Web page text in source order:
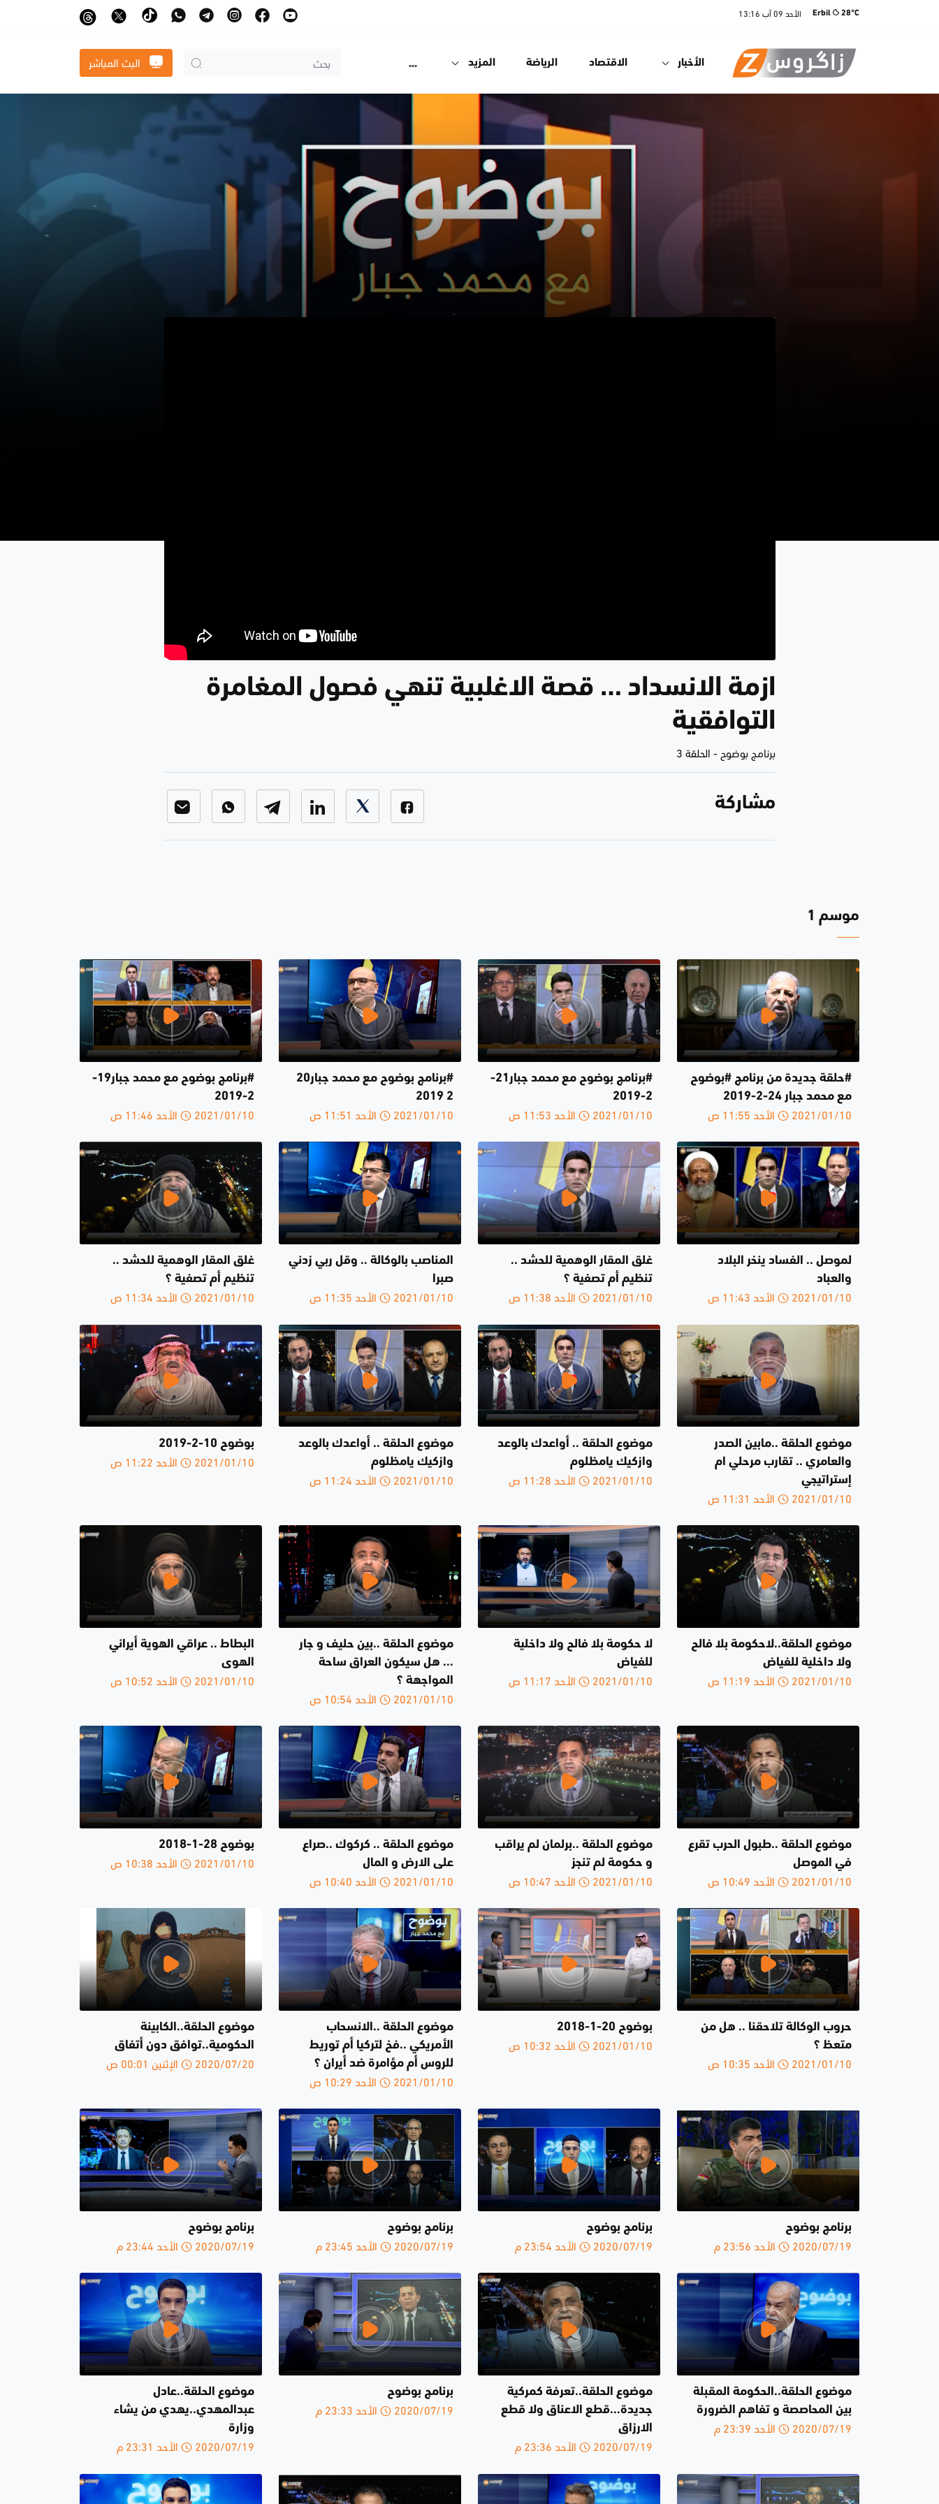
Erbil 28°C الأحد 09 آب 13:16
الأخبار الاقتصاد الرياضة المزيد البث المباشر
ازمة الانسداد … قصة الاغلبية تنهي فصول المغامرة
التوافقية
برنامج بوضوح - الحلقة 3
مشاركة
موسم 1
#حلقة جديدة من برنامج #بوضوح
مع محمد جبار 24-2-2019
2021/01/10 الأحد 11:55 ص
#برنامج بوضوح مع محمد جبار21-
2-2019
2021/01/10 الأحد 11:53 ص
#برنامج بوضوح مع محمد جبار20
2 2019
2021/01/10 الأحد 11:51 ص
#برنامج بوضوح مع محمد جبار19-
2-2019
2021/01/10 الأحد 11:46 ص
لموصل .. الفساد ينخر البلاد
والعباد
2021/01/10 الأحد 11:43 ص
غلق المقار الوهمية للحشد ..
تنظيم أم تصفية ؟
2021/01/10 الأحد 11:38 ص
المناصب بالوكالة .. وقل ربي زدني
صبرا
2021/01/10 الأحد 11:35 ص
غلق المقار الوهمية للحشد ..
تنظيم أم تصفية ؟
2021/01/10 الأحد 11:34 ص
موضوع الحلقة ..مابين الصدر
والعامري .. تقارب مرحلي ام
إستراتيجي
2021/01/10 الأحد 11:31 ص
موضوع الحلقة .. أواعدك بالوعد
وازكيك يامظلوم
2021/01/10 الأحد 11:28 ص
موضوع الحلقة .. أواعدك بالوعد
وازكيك يامظلوم
2021/01/10 الأحد 11:24 ص
بوضوح 10-2-2019
2021/01/10 الأحد 11:22 ص
موضوع الحلقة..لاحكومة بلا فالح
ولا داخلية للفياض
2021/01/10 الأحد 11:19 ص
لا حكومة بلا فالح ولا داخلية
للفياض
2021/01/10 الأحد 11:17 ص
موضوع الحلقة ..بين حليف و جار
... هل سيكون العراق ساحة
المواجهة ؟
2021/01/10 الأحد 10:54 ص
البطاط .. عراقي الهوية أيراني
الهوى
2021/01/10 الأحد 10:52 ص
موضوع الحلقة ..طبول الحرب تقرع
في الموصل
2021/01/10 الأحد 10:49 ص
موضوع الحلقة ..برلمان لم يراقب
و حكومة لم تنجز
2021/01/10 الأحد 10:47 ص
موضوع الحلقة .. كركوك ..صراع
على الارض و المال
2021/01/10 الأحد 10:40 ص
بوضوح 28-1-2018
2021/01/10 الأحد 10:38 ص
حروب الوكالة تلاحقنا .. هل من
متعظ ؟
2021/01/10 الأحد 10:35 ص
بوضوح 20-1-2018
2021/01/10 الأحد 10:32 ص
موضوع الحلقة ..الانسحاب
الأمريكي ..فخ لتركيا أم توريط
للروس أم مؤامرة ضد أيران ؟
2021/01/10 الأحد 10:29 ص
موضوع الحلقة..الكابينة
الحكومية..توافق دون أتفاق
2020/07/20 الإثنين 00:01 ص
برنامج بوضوح
2020/07/19 الأحد 23:56 م
برنامج بوضوح
2020/07/19 الأحد 23:54 م
برنامج بوضوح
2020/07/19 الأحد 23:45 م
برنامج بوضوح
2020/07/19 الأحد 23:44 م
موضوع الحلقة..الحكومة المقبلة
بين المحاصصة و تفاهم الضرورة
2020/07/19 الأحد 23:39 م
موضوع الحلقة..تعرفة كمركية
جديدة...قطع الاعناق ولا قطع
الارزاق
2020/07/19 الأحد 23:36 م
برنامج بوضوح
2020/07/19 الأحد 23:33 م
موضوع الحلقة..عادل
عبدالمهدي..يهدي من يشاء
وزارة
2020/07/19 الأحد 23:31 م